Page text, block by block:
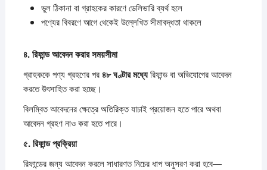
ভুল ঠিকানা বা গ্রাহকের কারণে ডেলিভারি ব্যর্থ হলে
পণ্যের বিবরণে আগে থেকেই উল্লেখিত সীমাবদ্ধতা থাকলে
৪.রিফান্ডআবেদনকরারসময়সীমা
গ্রাহককে পণ্য গ্রহণের পর ৪৮ঘণ্টারমধ্যেরিফান্ড বা অভিযোগের আবেদন
করতে উৎসাহিত করা হচ্ছে।
বিলম্বিত আবেদনের ক্ষেত্রে অতিরিক্ত যাচাই প্রয়োজন হতে পারে অথবা
আবেদন গ্রহণ নাও করা হতে পারে।
৫.রিফান্ডপ্রক্রিয়া
রিফান্ডের জন্য আবেদন করলে সাধারণত নিচের ধাপ অনুসরণ করা হবে—